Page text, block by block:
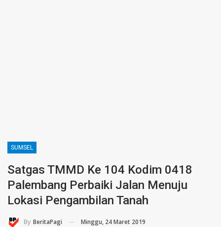
SUMSEL
Satgas TMMD Ke 104 Kodim 0418
Palembang Perbaiki Jalan Menuju
Lokasi Pengambilan Tanah
By BeritaPagi Minggu, 24 Maret 2019